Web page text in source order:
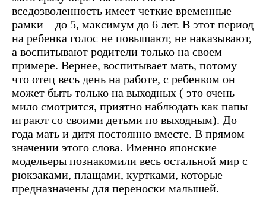
вседозволенность имеет четкие временные
рамки – до 5, максимум до 6 лет. В этот период
на ребенка голос не повышают, не наказывают,
а воспитывают родители только на своем
примере. Вернее, воспитывает мать, потому
что отец весь день на работе, с ребенком он
может быть только на выходных ( это очень
мило смотрится, приятно наблюдать как папы
играют со своими детьми по выходным). До
года мать и дитя постоянно вместе. В прямом
значении этого слова. Именно японские
модельеры познакомили весь остальной мир с
рюкзаками, плащами, куртками, которые
предназначены для переноски малышей.